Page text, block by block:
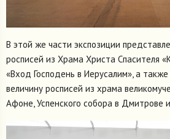
В этой же части экспозиции
росписей из Храма Христа Спасителя
«Вход Господень в Иерусалим», а
величину росписей из храма
Афоне, Успенского собора в Дмитрове